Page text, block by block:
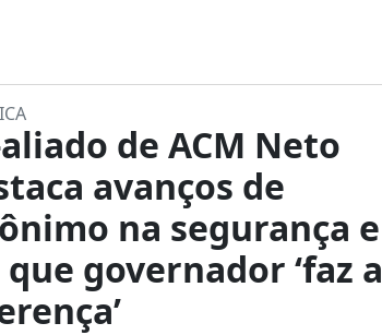
de ACM Neto
avanços de
na segurança e
governador ‘faz a